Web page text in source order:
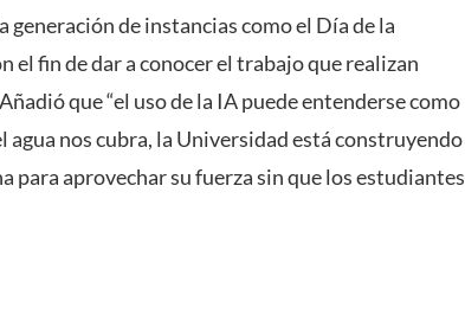
de instancias como el Día de la
fin de dar a conocer el trabajo que realizan
que “el uso de la IA puede entenderse como
agua nos cubra, la Universidad está construyendo
para aprovechar su fuerza sin que los estudiantes